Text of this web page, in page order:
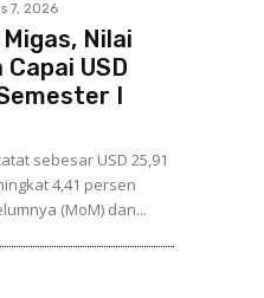
7, 2026
Nilai
USD
I
sebesar USD 25,91
4,41 persen
(MoM) dan...